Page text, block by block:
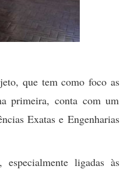
que tem como foco as
primeira, conta com um
Exatas e Engenharias
ligadas às